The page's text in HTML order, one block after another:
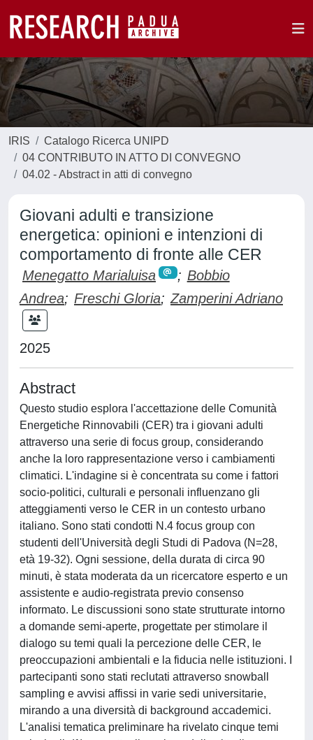
IRIS
Catalogo Ricerca UNIPD
04 CONTRIBUTO IN ATTO DI CONVEGNO
04.02 - Abstract in atti di convegno
Giovani adulti e transizione
energetica: opinioni e intenzioni di
comportamento di fronte alle CER
Menegatto Marialuisa ; Bobbio
Andrea; Freschi Gloria; Zamperini Adriano
2025
Abstract
Questo studio esplora l'accettazione delle Comunità
Energetiche Rinnovabili (CER) tra i giovani adulti
attraverso una serie di focus group, considerando
anche la loro rappresentazione verso i cambiamenti
climatici. L'indagine si è concentrata su come i fattori
socio-politici, culturali e personali influenzano gli
atteggiamenti verso le CER in un contesto urbano
italiano. Sono stati condotti N.4 focus group con
studenti dell'Università degli Studi di Padova (N=28,
età 19-32). Ogni sessione, della durata di circa 90
minuti, è stata moderata da un ricercatore esperto e un
assistente e audio-registrata previo consenso
informato. Le discussioni sono state strutturate intorno
a domande semi-aperte, progettate per stimolare il
dialogo su temi quali la percezione delle CER, le
preoccupazioni ambientali e la fiducia nelle istituzioni. I
partecipanti sono stati reclutati attraverso snowball
sampling e avvisi affissi in varie sedi universitarie,
mirando a una diversità di background accademici.
L'analisi tematica preliminare ha rivelato cinque temi